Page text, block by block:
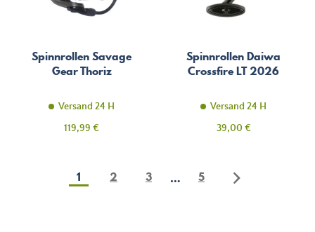
Spinnrollen Savage
Gear Thoriz
Versand 24 H
Preis
119,99 €
Spinnrollen Daiwa
Crossfire LT 2026
Versand 24 H
Preis
39,00 €
1 2 3 … 5